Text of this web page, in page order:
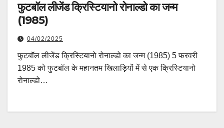
फुटबॉल लीजेंड क्रिस्टियानो रोनाल्डो का जन्म
(1985)
04/02/2025
फुटबॉल लीजेंड क्रिस्टियानो रोनाल्डो का जन्म (1985) 5 फरवरी
1985 को फुटबॉल के महानतम खिलाड़ियों में से एक क्रिस्टियानो
रोनाल्डो…